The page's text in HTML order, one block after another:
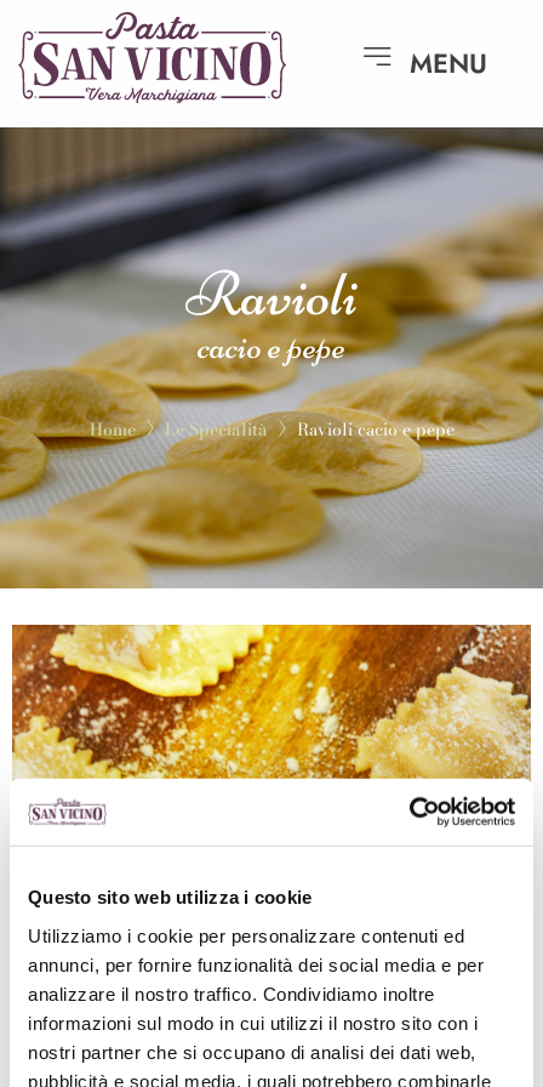
Questo sito web utilizza i cookie
Utilizziamo i cookie per personalizzare contenuti ed
annunci, per fornire funzionalità dei social media e per
analizzare il nostro traffico. Condividiamo inoltre
informazioni sul modo in cui utilizzi il nostro sito con i
nostri partner che si occupano di analisi dei dati web,
pubblicità e social media, i quali potrebbero combinarle
MENU
Ravioli
cacio e pepe
Home Le Specialità Ravioli cacio e pepe